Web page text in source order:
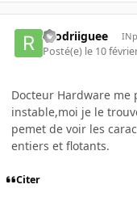
roodriiguee
Posté(e) le 10
Docteur Hardware me
instable,moi je le
pemet de voir les
entiers et flotants.
Citer